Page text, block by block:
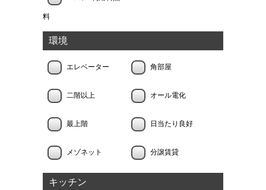
料
環境
エレベーター 角部屋
二階以上 オール電化
最上階 日当たり良好
メゾネット 分譲賃貸
キッチン